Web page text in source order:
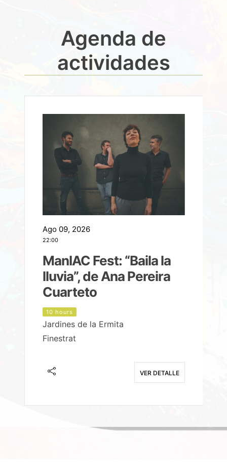
Agenda de
actividades
Ago 09, 2026
22:00
ManIAC Fest: “Baila la
lluvia”, de Ana Pereira
Cuarteto
10 hours
Jardines de la Ermita
Finestrat
VER DETALLE